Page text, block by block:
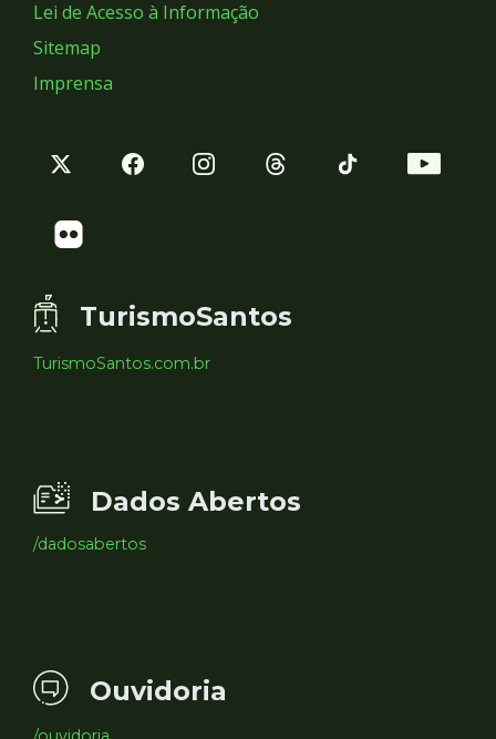
Lei de Acesso à Informação
Sitemap
Imprensa
TurismoSantos
TurismoSantos.com.br
Dados Abertos
/dadosabertos
Ouvidoria